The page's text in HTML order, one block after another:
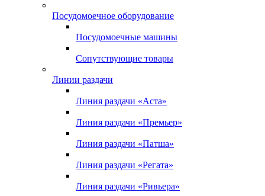
Посудомоечное оборудование
Посудомоечные машины
Сопутствующие товары
Линии раздачи
Линия раздачи «Аста»
Линия раздачи «Премьер»
Линия раздачи «Патша»
Линия раздачи «Регата»
Линия раздачи «Ривьера»